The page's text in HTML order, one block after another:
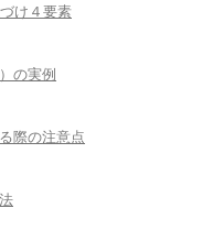
け４要素
の実例
際の注意点